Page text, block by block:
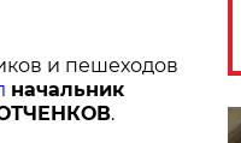
и пешеходов
начальник
.